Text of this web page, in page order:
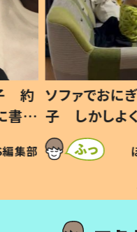
歳息
？」
編集部
小1から不登
ッド」だっ
作り続ける
#令和の子
SNSで話題